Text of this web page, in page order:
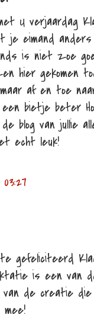
U verjaardag
je eimand
is niet zoe
hier gekomen
af en toe
bietje beter
blog van jullie
echt leuk!
gefeliciteerd
is een van
van de creatie die